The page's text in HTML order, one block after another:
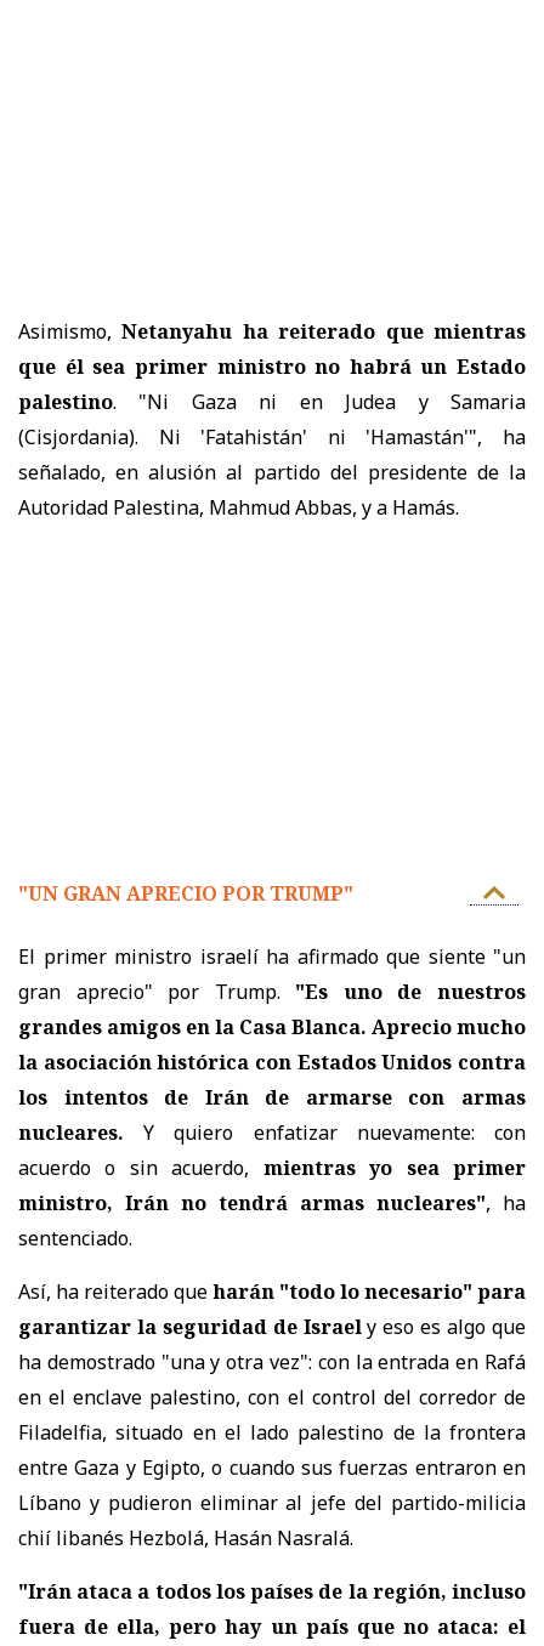
Asimismo,Netanyahu ha reiterado que mientras
que él sea primer ministro no habrá un Estado
palestino. "Ni Gaza ni en Judea y Samaria
(Cisjordania). Ni 'Fatahistán' ni 'Hamastán'", ha
señalado, en alusión al partido del presidente de la
Autoridad Palestina, Mahmud Abbas, y a Hamás.
"UN GRAN APRECIO POR TRUMP"
El primer ministro israelí ha afirmado que siente "un
gran aprecio" por Trump. "Es uno de nuestros
grandes amigos en la Casa Blanca. Aprecio mucho
la asociación histórica con Estados Unidos contra
los intentos de Irán de armarse con armas
nucleares. Y quiero enfatizar nuevamente: con
acuerdo o sin acuerdo, mientras yo sea primer
ministro, Irán no tendrá armas nucleares", ha
sentenciado.
Así, ha reiterado queharán "todo lo necesario" para
garantizar la seguridad de Israely eso es algo que
ha demostrado "una y otra vez": con la entrada en Rafá
en el enclave palestino, con el control del corredor de
Filadelfia, situado en el lado palestino de la frontera
entre Gaza y Egipto, o cuando sus fuerzas entraron en
Líbano y pudieron eliminar al jefe del partido-milicia
chií libanés Hezbolá, Hasán Nasralá.
"Irán ataca a todos los países de la región, incluso
fuera de ella, pero hay un país que no ataca: el